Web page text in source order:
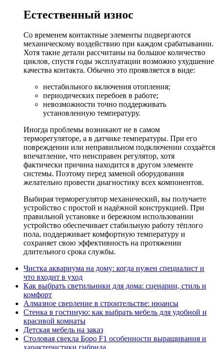
Естественный износ
Со временем контактные элементы подвергаются
механическому воздействию при каждом срабатывании.
Хотя такие детали рассчитаны на большое количество
циклов, спустя годы эксплуатации возможно ухудшение
качества контакта. Обычно это проявляется в виде:
нестабильного включения отопления;
периодических перебоев в работе;
невозможности точно поддерживать
установленную температуру.
Иногда проблемы возникают не в самом
терморегуляторе, а в датчике температуры. При его
повреждении или неправильном подключении создаётся
впечатление, что неисправен регулятор, хотя
фактически причина находится в другом элементе
системы. Поэтому перед заменой оборудования
желательно провести диагностику всех компонентов.
Выбирая терморегулятор механический, вы получаете
устройство с простой и надёжной конструкцией. При
правильной установке и бережном использовании
устройство обеспечивает стабильную работу тёплого
пола, поддерживает комфортную температуру и
сохраняет свою эффективность на протяжении
длительного срока службы.
Чистка аквариума на дому: когда нужен специалист и
что входит в уход
Как выбрать светильники для дома: сценарии, стиль и
комфорт
Алмазное сверление в строительстве: нюансы
Стенка в гостиную: как выбрать мебель для удобной и
красивой комнаты
Детская мебель на заказ
Столовая свекла Боро F1 особенности выращивания и